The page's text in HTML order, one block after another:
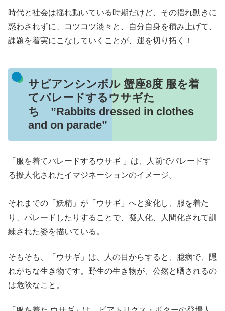
時代と社会は揺れ動いている時期だけど、その揺れ動きに
惑わされずに、コツコツ淡々と、自分自身を積み上げて、
課題を着実にこなしていくことが、運を切り拓く！
サビアンシンボル 蟹座8度 服を着
てパレードするウサギた
ち ”Rabbits dressed in clothes
and on parade”
「服を着てパレードするウサギ 」は、人前でパレードす
る擬人化されたイマジネーションのイメージ。
それまでの「妖精」が「ウサギ」へと変化し、服を着た
り、パレードしたりすることで、擬人化、人間化されて訓
練された姿を描いている。
そもそも、「ウサギ」は、人の目からすると、臆病で、隠
れがちな生き物です。野生の生き物が、公然と晒されるの
は危険なこと。